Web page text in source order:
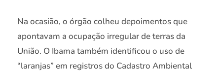
Na ocasião, o órgão colheu depoimentos que
apontavam a ocupação irregular de terras da
União. O Ibama também identificou o uso de
“laranjas” em registros do Cadastro Ambiental